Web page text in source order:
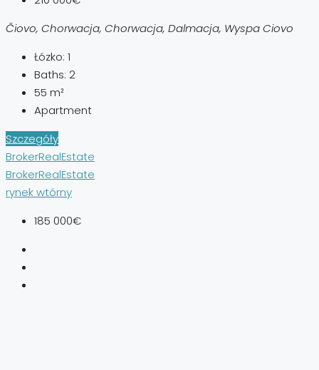
Čiovo, Chorwacja, Chorwacja, Dalmacja, Wyspa Ciovo
Łózko: 1
Baths: 2
55 m²
Apartment
Szczegóły
BrokerRealEstate
BrokerRealEstate
rynek wtórny
185 000€